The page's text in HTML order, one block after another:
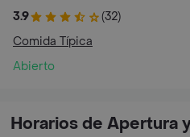
3.9
(32)
Comida Típica
Abierto
Horarios de Apertura